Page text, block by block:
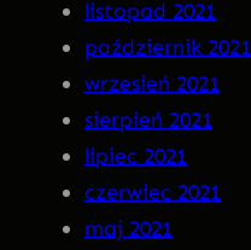
listopad 2021
październik 2021
wrzesień 2021
sierpień 2021
lipiec 2021
czerwiec 2021
maj 2021